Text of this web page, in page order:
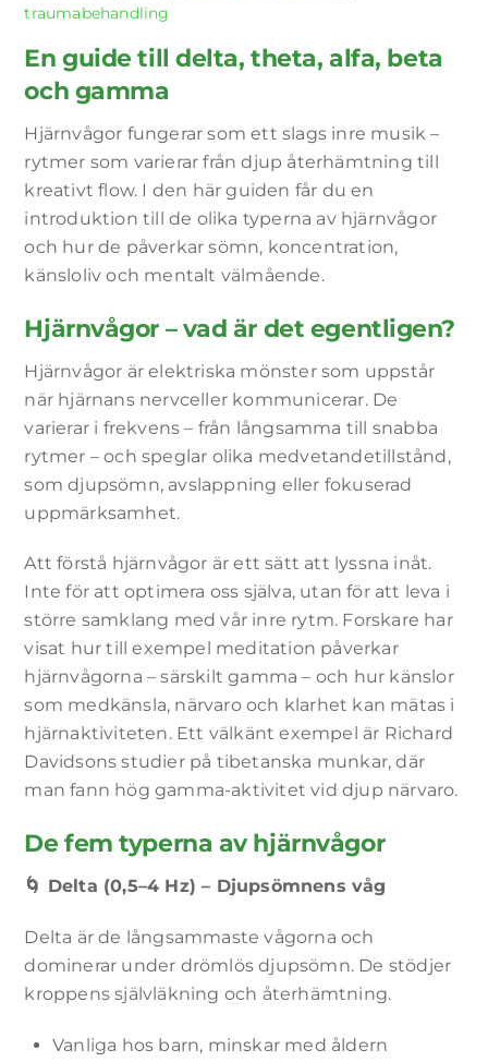
traumabehandling
En guide till delta, theta, alfa, beta
och gamma
Hjärnvågor fungerar som ett slags inre musik –
rytmer som varierar från djup återhämtning till
kreativt flow. I den här guiden får du en
introduktion till de olika typerna av hjärnvågor
och hur de påverkar sömn, koncentration,
känsloliv och mentalt välmående.
Hjärnvågor – vad är det egentligen?
Hjärnvågor är elektriska mönster som uppstår
när hjärnans nervceller kommunicerar. De
varierar i frekvens – från långsamma till snabba
rytmer – och speglar olika medvetandetillstånd,
som djupsömn, avslappning eller fokuserad
uppmärksamhet.
Att förstå hjärnvågor är ett sätt att lyssna inåt.
Inte för att optimera oss själva, utan för att leva i
större samklang med vår inre rytm. Forskare har
visat hur till exempel meditation påverkar
hjärnvågorna – särskilt gamma – och hur känslor
som medkänsla, närvaro och klarhet kan mätas i
hjärnaktiviteten. Ett välkänt exempel är Richard
Davidsons studier på tibetanska munkar, där
man fann hög gamma-aktivitet vid djup närvaro.
De fem typerna av hjärnvågor
🌀 Delta (0,5–4 Hz) – Djupsömnens våg
Delta är de långsammaste vågorna och
dominerar under drömlös djupsömn. De stödjer
kroppens självläkning och återhämtning.
Vanliga hos barn, minskar med åldern